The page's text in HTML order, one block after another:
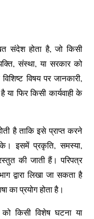
संदेश होता है, जो किसी
संस्था, या सरकार को
विषय पर जानकारी,
या फिर किसी कार्यवाही के
है ताकि इसे प्राप्त करने
इसमें प्रकृति, समस्या,
की जाती हैं। परिपत्र
द्वारा लिखा जा सकता है
का प्रयोग होता है।
किसी विशेष घटना या